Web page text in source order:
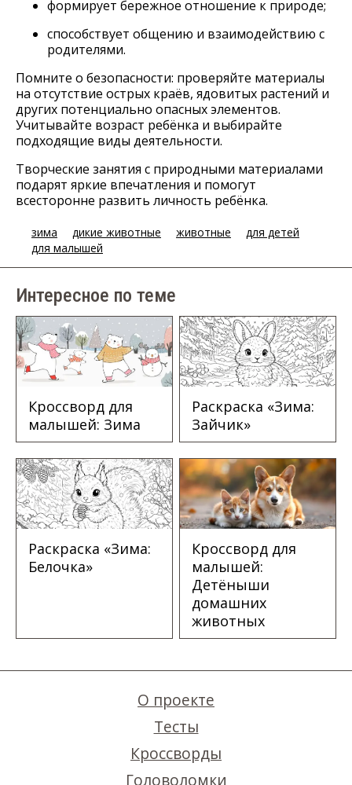
формирует бережное отношение к природе;
способствует общению и взаимодействию с
родителями.
Помните о безопасности: проверяйте материалы
на отсутствие острых краёв, ядовитых растений и
других потенциально опасных элементов.
Учитывайте возраст ребёнка и выбирайте
подходящие виды деятельности.
Творческие занятия с природными материалами
подарят яркие впечатления и помогут
всесторонне развить личность ребёнка.
зима дикие животные животные
для детей
для малышей
Интересное по теме
Кроссворд для
малышей: Зима
Раскраска «Зима:
Зайчик»
Раскраска «Зима:
Белочка»
Кроссворд для
малышей:
Детёныши
домашних
животных
О проекте
Тесты
Кроссворды
Головоломки